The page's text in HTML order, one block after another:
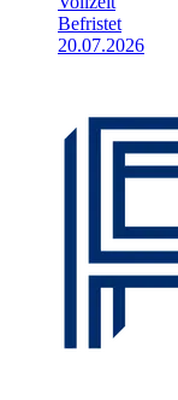
Befristet
20.07.2026